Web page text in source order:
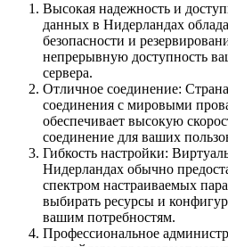
Высокая надежность и
данных в Нидерландах
безопасности и
непрерывную доступность
сервера.
Отличное соединение:
соединения с мировыми
обеспечивает высокую
соединение для ваших
Гибкость настройки:
Нидерландах обычно
спектром настраиваемых
выбирать ресурсы и
вашим потребностям.
Профессиональное